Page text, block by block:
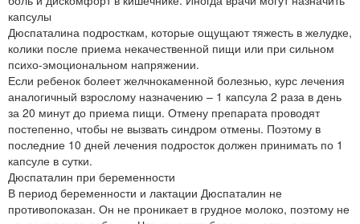
капсулы
Дюспаталина подросткам, которые ощущают тяжесть в желудке,
колики после приема некачественной пищи или при сильном
психо-эмоциональном напряжении.
Если ребенок болеет желчнокаменной болезнью, курс лечения
аналогичный взрослому назначению – 1 капсула 2 раза в день
за 20 минут до приема пищи. Отмену препарата проводят
постепенно, чтобы не вызвать синдром отмены. Поэтому в
последние 10 дней лечения подросток должен принимать по 1
капсуле в сутки.
Дюспаталин при беременности
В период беременности и лактации Дюспаталин не
противопоказан. Он не проникает в грудное молоко, поэтому не